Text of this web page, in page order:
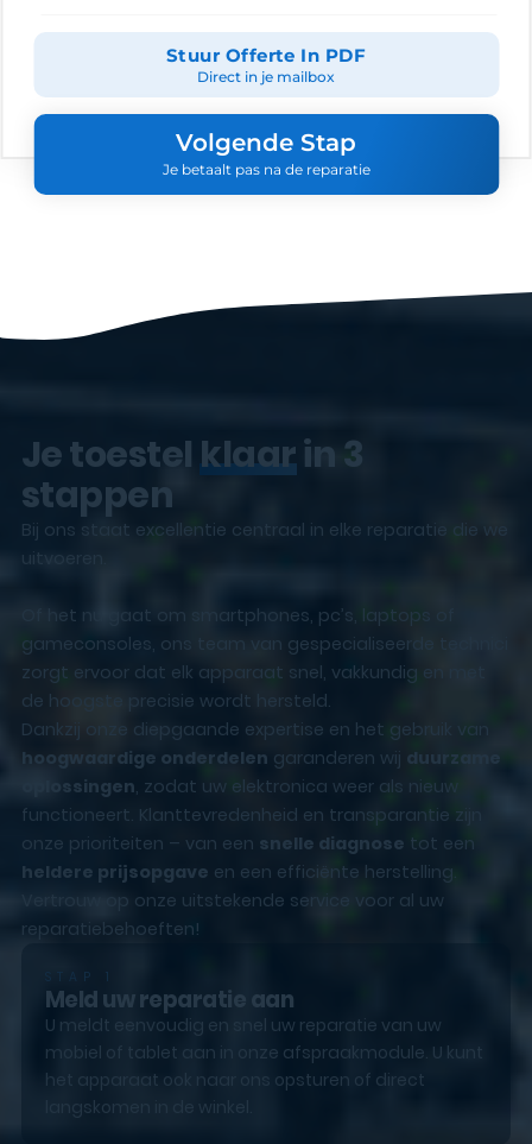
Stuur Offerte In PDF
Direct in je mailbox
Volgende Stap
Je betaalt pas na de reparatie
Je toestelklaarin 3
stappen
Bij ons staat excellentie centraal in elke reparatie die we
uitvoeren.
Of het nu gaat om smartphones, pc’s, laptops of
gameconsoles, ons team van gespecialiseerde technici
zorgt ervoor dat elk apparaat snel, vakkundig en met
de hoogste precisie wordt hersteld.
Dankzij onze diepgaande expertise en het gebruik van
hoogwaardige onderdelen garanderen wij duurzame
oplossingen, zodat uw elektronica weer als nieuw
functioneert. Klanttevredenheid en transparantie zijn
onze prioriteiten – van een snelle diagnose tot een
heldere prijsopgave en een efficiënte herstelling.
Vertrouw op onze uitstekende service voor al uw
reparatiebehoeften!
STAP 1
Meld uw reparatie aan
U meldt eenvoudig en snel uw reparatie van uw
mobiel of tablet aan in onze afspraakmodule. U kunt
het apparaat ook naar ons opsturen of direct
langskomen in de winkel.